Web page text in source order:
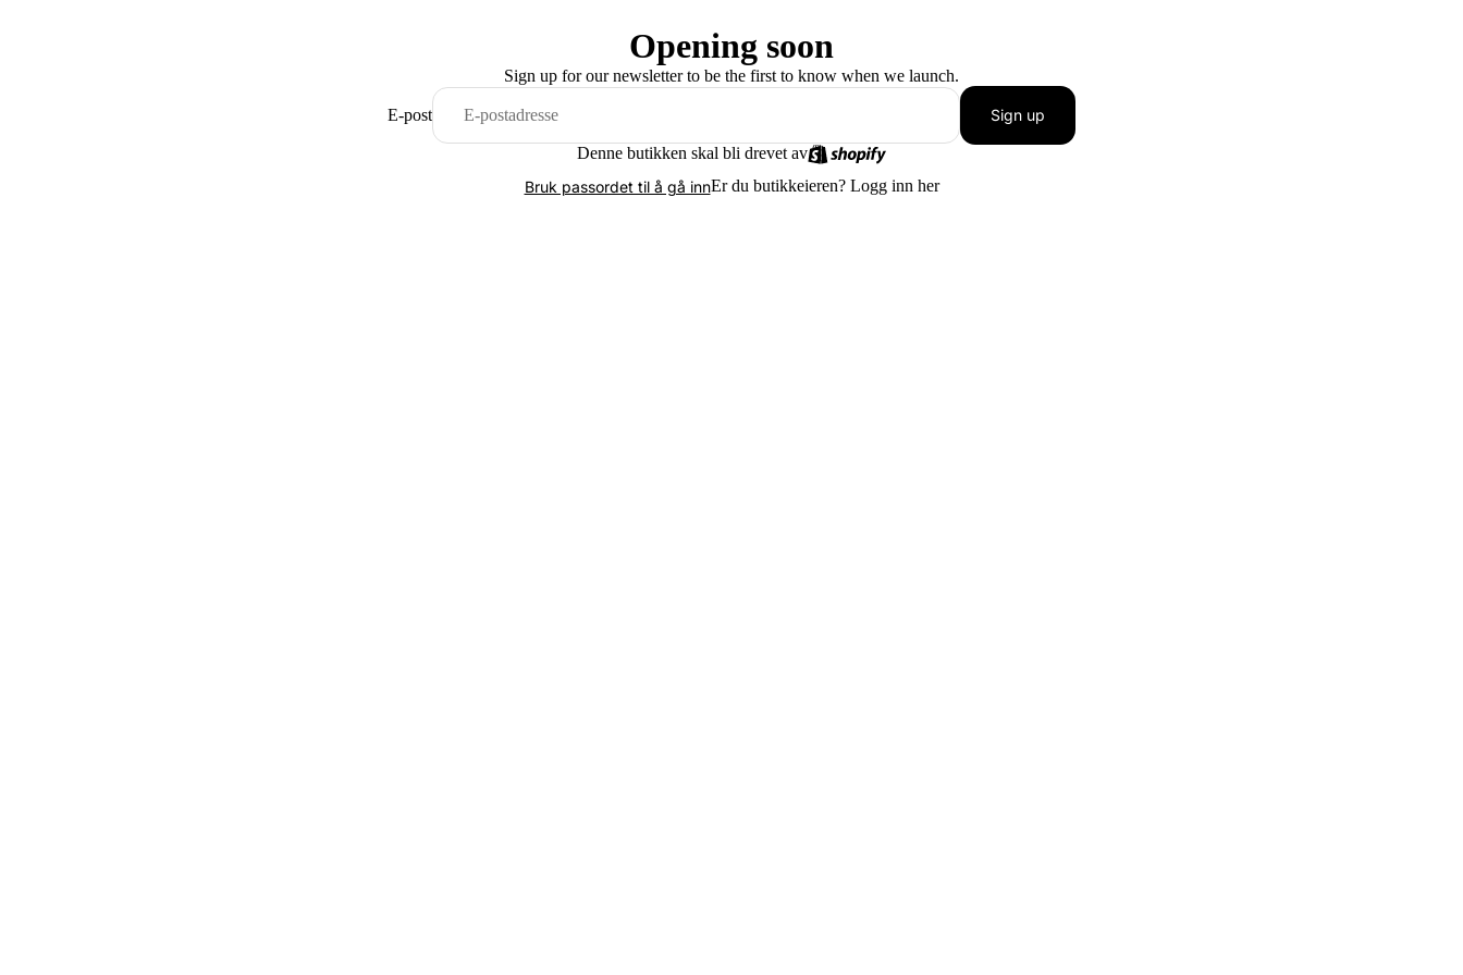
Opening soon
Sign up for our newsletter to be the first to know when we launch.
E-post Sign up
Denne butikken skal bli drevet av
Bruk passordet til å gå innEr du butikkeieren? Logg inn her